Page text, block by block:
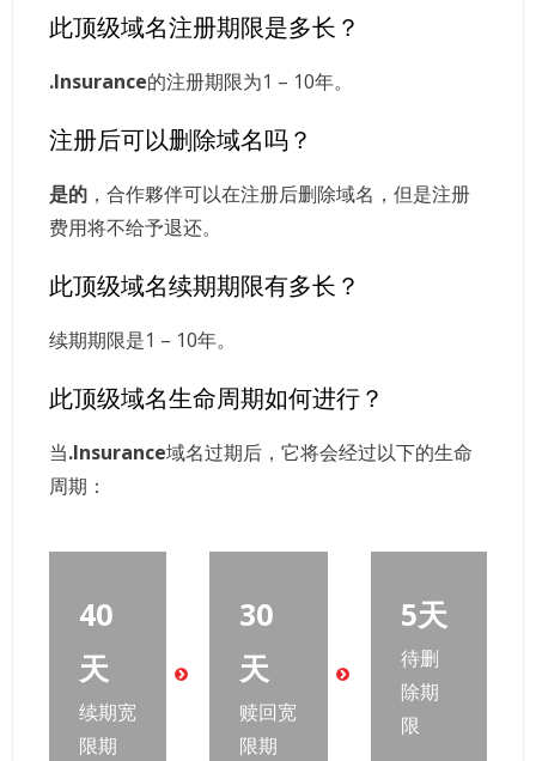
此顶级域名注册期限是多长？
.Insurance的注册期限为1 – 10年。
注册后可以删除域名吗？
是的 ，合作夥伴可以在注册后删除域名，但是注册
费用将不给予退还。
此顶级域名续期期限有多长？
续期期限是1 – 10年。
此顶级域名生命周期如何进行？
当.Insurance域名过期后，它将会经过以下的生命
周期：
40
天
续期宽
限期
30
天
赎回宽
限期
5天
待删
除期
限